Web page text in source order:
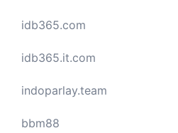
idb365.com
idb365.it.com
indoparlay.team
bbm88